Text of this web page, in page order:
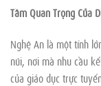
Tầm Quan Trọng Của
Nghệ An là một tỉnh
núi, nơi mà nhu cầu
của giáo dục trực